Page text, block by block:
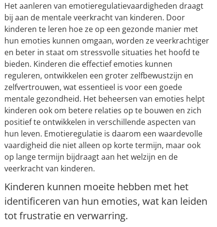
Het aanleren van emotieregulatievaardigheden draagt
bij aan de mentale veerkracht van kinderen. Door
kinderen te leren hoe ze op een gezonde manier met
hun emoties kunnen omgaan, worden ze veerkrachtiger
en beter in staat om stressvolle situaties het hoofd te
bieden. Kinderen die effectief emoties kunnen
reguleren, ontwikkelen een groter zelfbewustzijn en
zelfvertrouwen, wat essentieel is voor een goede
mentale gezondheid. Het beheersen van emoties helpt
kinderen ook om betere relaties op te bouwen en zich
positief te ontwikkelen in verschillende aspecten van
hun leven. Emotieregulatie is daarom een waardevolle
vaardigheid die niet alleen op korte termijn, maar ook
op lange termijn bijdraagt aan het welzijn en de
veerkracht van kinderen.
Kinderen kunnen moeite hebben met het
identificeren van hun emoties, wat kan leiden
tot frustratie en verwarring.